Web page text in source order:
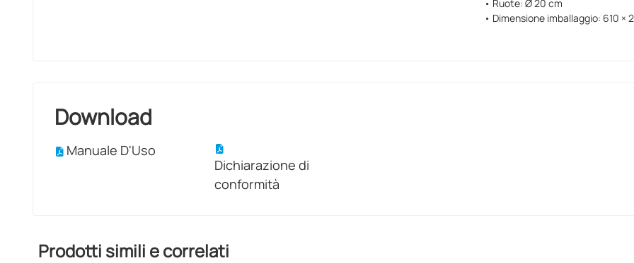
• Ruote: Ø 20 cm
• Dimensione imballaggio: 610 ×
Download
Manuale D'Uso
Dichiarazione di
conformità
Prodotti simili e correlati